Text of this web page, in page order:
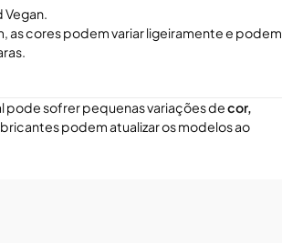
Vegan.
as cores podem variar ligeiramente e podem
pode sofrer pequenas variações decor,
podem atualizar os modelos ao